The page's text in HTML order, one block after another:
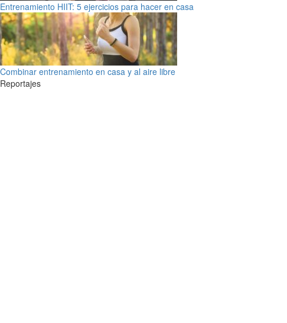
Entrenamiento HIIT: 5 ejercicios para hacer en casa
Combinar entrenamiento en casa y al aire libre
Reportajes